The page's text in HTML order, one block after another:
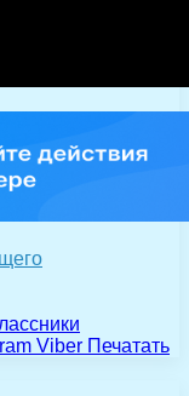
Viber Печатать